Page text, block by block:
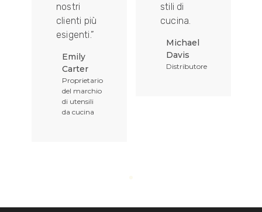
nostri
clienti più
esigenti.”
Emily
Carter
Proprietario
del marchio
di utensili
da cucina
stili di
cucina.
Michael
Davis
Distributore